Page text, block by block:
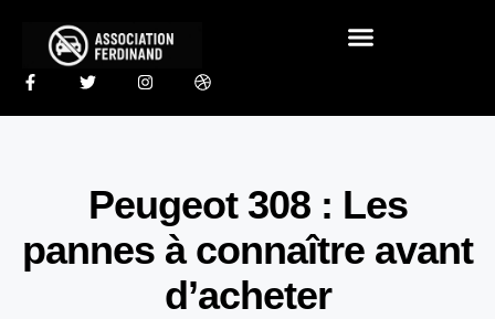
Peugeot 308 : Les
pannes à connaître avant
d’acheter